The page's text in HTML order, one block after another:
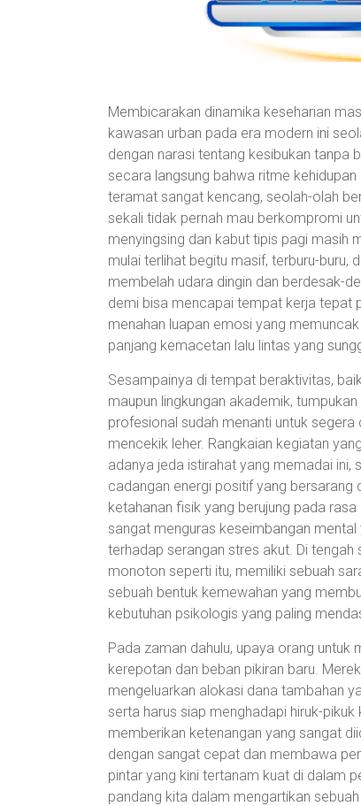
Membicarakan dinamika keseharian
kawasan urban pada era modern ini
dengan narasi tentang kesibukan tanpa
secara langsung bahwa ritme
teramat sangat kencang, seolah-olah
sekali tidak pernah mau berkompromi
menyingsing dan kabut tipis pagi masih
mulai terlihat begitu masif, terburu-buru,
membelah udara dingin dan berdesak-
demi bisa mencapai tempat kerja tepat
menahan luapan emosi yang
panjang kemacetan lalu lintas yang
Sesampainya di tempat beraktivitas,
maupun lingkungan akademik,
profesional sudah menanti untuk
mencekik leher. Rangkaian kegiatan
adanya jeda istirahat yang memadai ini,
cadangan energi positif yang bersarang
ketahanan fisik yang berujung pada
sangat menguras keseimbangan
terhadap serangan stres akut. Di
monoton seperti itu, memiliki sebuah
sebuah bentuk kemewahan yang
kebutuhan psikologis yang paling
Pada zaman dahulu, upaya orang untuk
kerepotan dan beban pikiran baru.
mengeluarkan alokasi dana tambahan
serta harus siap menghadapi hiruk-
memberikan ketenangan yang sangat
dengan sangat cepat dan membawa
pintar yang kini tertanam kuat di dalam
pandang kita dalam mengartikan